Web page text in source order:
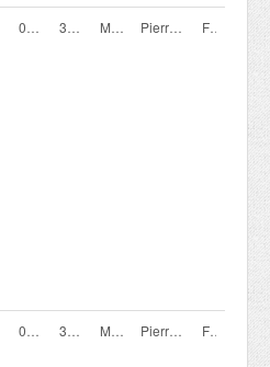
07/08/2026 30/09/2026 16:00 Marché privé Pierreval Agence Rhone Alpes France
07/08/2026 30/09/2026 16:00 Marché privé Pierreval Agence Rhone Alpes France